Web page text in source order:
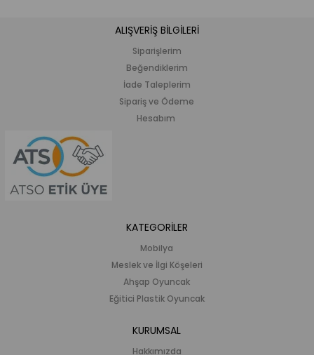
ALIŞVERİŞ BİLGİLERİ
Siparişlerim
Beğendiklerim
İade Taleplerim
Sipariş ve Ödeme
Hesabım
KATEGORİLER
Mobilya
Meslek ve İlgi Köşeleri
Ahşap Oyuncak
Eğitici Plastik Oyuncak
KURUMSAL
Hakkımızda